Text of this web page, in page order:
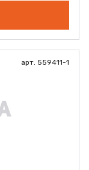
арт. 559411-1